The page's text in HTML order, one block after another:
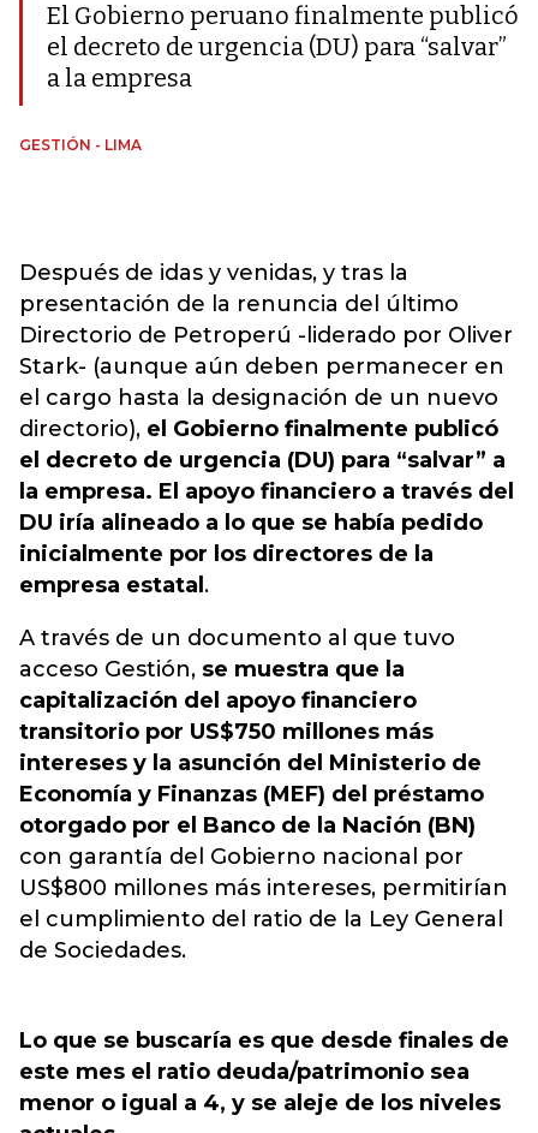
El Gobierno peruano finalmente publicó
el decreto de urgencia (DU) para “salvar”
a la empresa
GESTIÓN - LIMA
Después de idas y venidas, y tras la
presentación de la renuncia del último
Directorio de Petroperú -liderado por Oliver
Stark- (aunque aún deben permanecer en
el cargo hasta la designación de un nuevo
directorio), el Gobierno finalmente publicó
el decreto de urgencia (DU) para “salvar” a
la empresa. El apoyo financiero a través del
DU iría alineado a lo que se había pedido
inicialmente por los directores de la
empresa estatal .
A través de un documento al que tuvo
acceso Gestión, se muestra que la
capitalización del apoyo financiero
transitorio por US$750 millones más
intereses y la asunción del Ministerio de
Economía y Finanzas (MEF) del préstamo
otorgado por el Banco de la Nación (BN)
con garantía del Gobierno nacional por
US$800 millones más intereses, permitirían
el cumplimiento del ratio de la Ley General
de Sociedades.
Lo que se buscaría es que desde finales de
este mes el ratio deuda/patrimonio sea
menor o igual a 4, y se aleje de los niveles